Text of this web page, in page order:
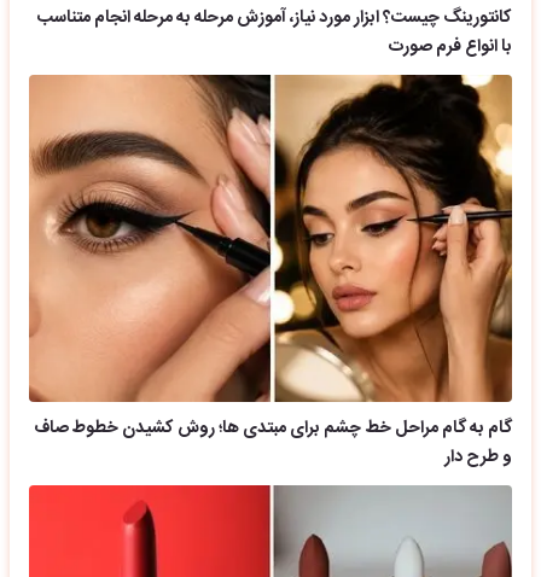
کانتورینگ چیست؟ ابزار مورد نیاز، آموزش مرحله به مرحله انجام متناسب
با انواع فرم صورت
گام به گام مراحل خط چشم برای مبتدی ها؛ روش کشیدن خطوط صاف
و طرح دار